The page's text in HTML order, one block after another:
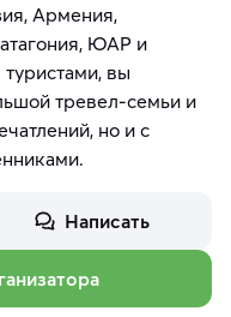
Армения,
ЮАР и
вы
тревел-семьи и
но и с
Написать